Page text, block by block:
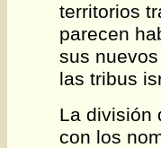
territorios
parecen
sus
las tribus
La división
con los